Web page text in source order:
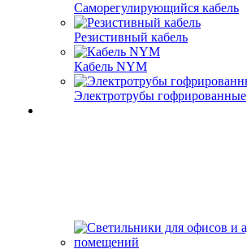
Саморегулирующийся кабель
Резистивный кабель
Кабель NYM
Электротрубы гофрированные